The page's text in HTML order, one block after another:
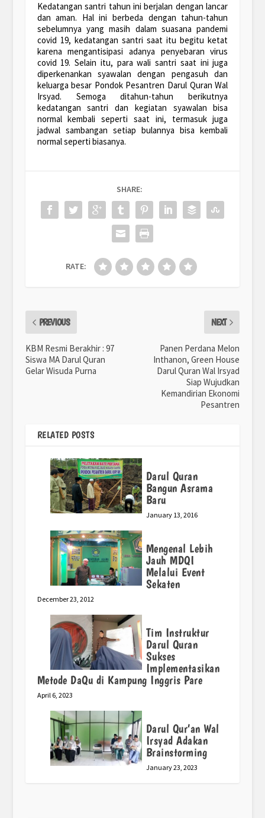
Kedatangan santri tahun ini berjalan dengan lancar
dan aman. Hal ini berbeda dengan tahun-tahun
sebelumnya yang masih dalam suasana pandemi
covid 19, kedatangan santri saat itu begitu ketat
karena mengantisipasi adanya penyebaran virus
covid 19. Selain itu, para wali santri saat ini juga
diperkenankan syawalan dengan pengasuh dan
keluarga besar Pondok Pesantren Darul Quran Wal
Irsyad. Semoga ditahun-tahun berikutnya
kedatangan santri dan kegiatan syawalan bisa
normal kembali seperti saat ini, termasuk juga
jadwal sambangan setiap bulannya bisa kembali
normal seperti biasanya.
SHARE:
RATE:
PREVIOUS
KBM Resmi Berakhir : 97
Siswa MA Darul Quran
Gelar Wisuda Purna
NEXT
Panen Perdana Melon
Inthanon, Green House
Darul Quran Wal Irsyad
Siap Wujudkan
Kemandirian Ekonomi
Pesantren
RELATED POSTS
Darul Quran
Bangun Asrama
Baru
January 13, 2016
Mengenal Lebih
Jauh MDQI
Melalui Event
Sekaten
December 23, 2012
Tim Instruktur
Darul Quran
Sukses
Implementasikan
Metode DaQu di Kampung Inggris Pare
April 6, 2023
Darul Qur’an Wal
Irsyad Adakan
Brainstorming
January 23, 2023